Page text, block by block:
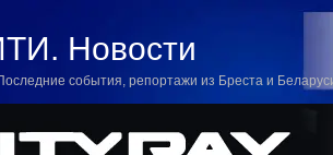
Новости
события, репортажи из Бреста и